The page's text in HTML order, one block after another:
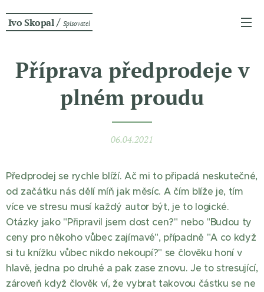
Ivo Skopal/ Spisovatel
Příprava předprodeje v
plném proudu
06.04.2021
Předprodej se rychle blíží. Ač mi to připadá neskutečné,
od začátku nás dělí míň jak měsíc. A čím blíže je, tím
více ve stresu musí každý autor být, je to logické.
Otázky jako "Připravil jsem dost cen?" nebo "Budou ty
ceny pro někoho vůbec zajímavé", případně "A co když
si tu knížku vůbec nikdo nekoupí?" se člověku honí v
hlavě, jedna po druhé a pak zase znovu. Je to stresující,
zároveň když člověk ví, že vybrat takovou částku se ne